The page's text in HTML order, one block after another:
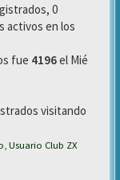
0
activos en los
fue 4196el Mié
visitando
Usuario Club ZX